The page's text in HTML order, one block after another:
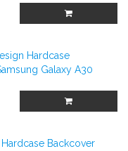
Hardcase
Galaxy A30
Backcover